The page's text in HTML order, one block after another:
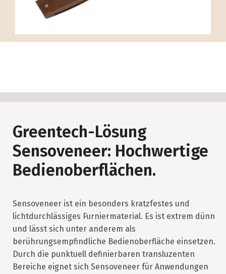
Greentech-Lösung
Sensoveneer: Hochwertige
Bedienoberflächen.
Sensoveneer ist ein besonders kratzfestes und
lichtdurchlässiges Furniermaterial. Es ist extrem dünn
und lässt sich unter anderem als
berührungsempfindliche Bedienoberfläche einsetzen.
Durch die punktuell definierbaren transluzenten
Bereiche eignet sich Sensoveneer für Anwendungen